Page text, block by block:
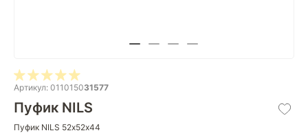
Артикул: 011015031577
Пуфик NILS
Пуфик NILS 52х52х44